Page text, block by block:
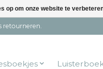
retourneren.
op om onze website te